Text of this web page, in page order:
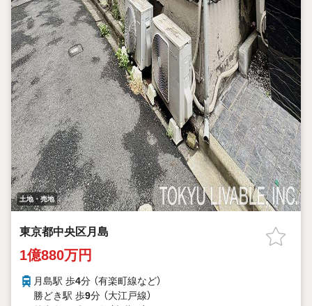
土地・売地
東京都中央区月島
1億880万円
月島駅 歩4分 （有楽町線など）
勝どき駅 歩9分 （大江戸線）